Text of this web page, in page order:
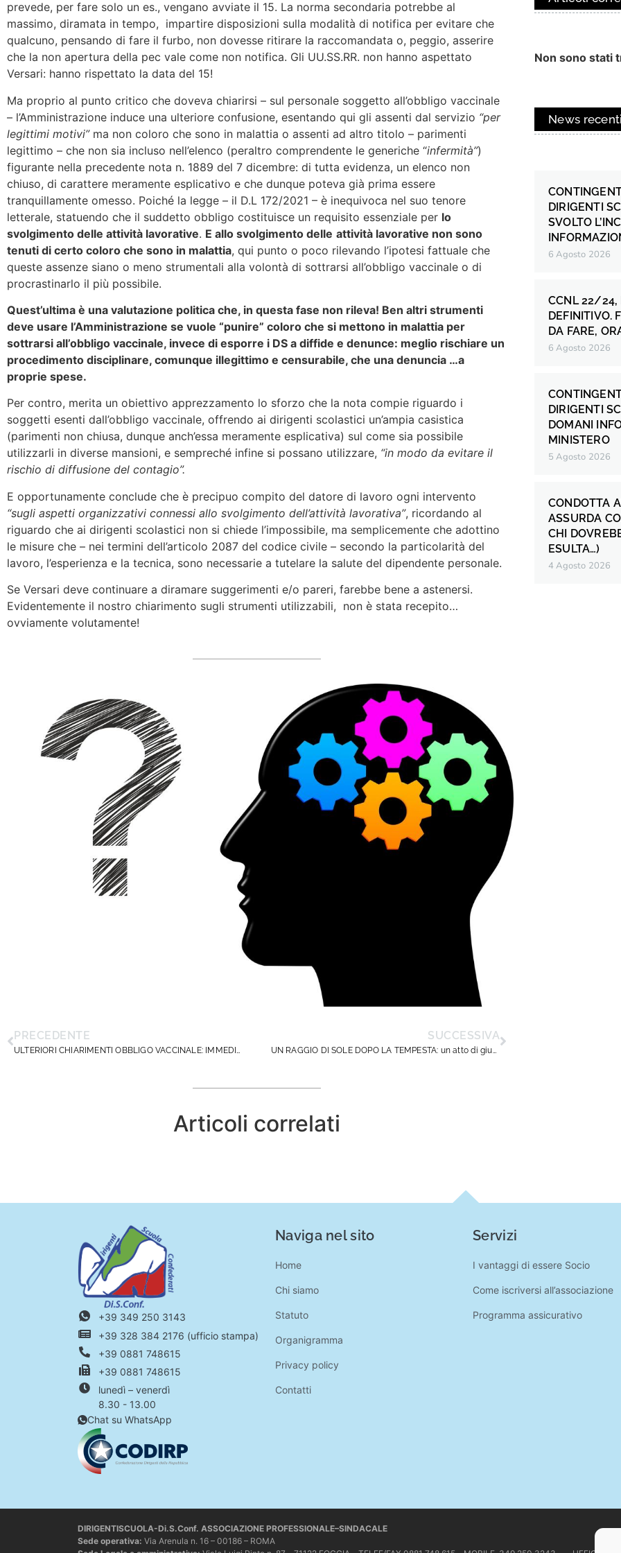
prevede, per fare solo un es., vengano avviate il 15. La norma secondaria potrebbe al
massimo, diramata in tempo, impartire disposizioni sulla modalità di notifica per evitare che
qualcuno, pensando di fare il furbo, non dovesse ritirare la raccomandata o, peggio, asserire
che la non apertura della pec vale come non notifica. Gli UU.SS.RR. non hanno aspettato
Versari: hanno rispettato la data del 15!
Ma proprio al punto critico che doveva chiarirsi – sul personale soggetto all’obbligo vaccinale
– l’Amministrazione induce una ulteriore confusione, esentando qui gli assenti dal servizio “per
legittimi motivi”ma non coloro che sono in malattia o assenti ad altro titolo – parimenti
legittimo – che non sia incluso nell’elenco (peraltro comprendente le generiche “infermità”)
figurante nella precedente nota n. 1889 del 7 dicembre: di tutta evidenza, un elenco non
chiuso, di carattere meramente esplicativo e che dunque poteva già prima essere
tranquillamente omesso. Poiché la legge – il D.L 172/2021 – è inequivoca nel suo tenore
letterale, statuendo che il suddetto obbligo costituisce un requisito essenziale per lo
svolgimento delle attività lavorative. E allo svolgimento delle attività lavorative non sono
tenuti di certo coloro che sono in malattia, qui punto o poco rilevando l’ipotesi fattuale che
queste assenze siano o meno strumentali alla volontà di sottrarsi all’obbligo vaccinale o di
procrastinarlo il più possibile.
Quest’ultima è una valutazione politica che, in questa fase non rileva! Ben altri strumenti
deve usare l’Amministrazione se vuole “punire” coloro che si mettono in malattia per
sottrarsi all’obbligo vaccinale, invece di esporre i DS a diffide e denunce: meglio rischiare un
procedimento disciplinare, comunque illegittimo e censurabile, che una denuncia …a
proprie spese.
Per contro, merita un obiettivo apprezzamento lo sforzo che la nota compie riguardo i
soggetti esenti dall’obbligo vaccinale, offrendo ai dirigenti scolastici un’ampia casistica
(parimenti non chiusa, dunque anch’essa meramente esplicativa) sul come sia possibile
utilizzarli in diverse mansioni, e sempreché infine si possano utilizzare, “in modo da evitare il
rischio di diffusione del contagio”.
E opportunamente conclude che è precipuo compito del datore di lavoro ogni intervento
“sugli aspetti organizzativi connessi allo svolgimento dell’attività lavorativa”, ricordando al
riguardo che ai dirigenti scolastici non si chiede l’impossibile, ma semplicemente che adottino
le misure che – nei termini dell’articolo 2087 del codice civile – secondo la particolarità del
lavoro, l’esperienza e la tecnica, sono necessarie a tutelare la salute del dipendente personale.
Se Versari deve continuare a diramare suggerimenti e/o pareri, farebbe bene a astenersi.
Evidentemente il nostro chiarimento sugli strumenti utilizzabili, non è stata recepito…
ovviamente volutamente!
PRECEDENTE
ULTERIORI CHIARIMENTI OBBLIGO VACCINALE: IMMEDIATO RISCONTRO ALLE RICHIESTE DI DIRIGENTISCUOLA
SUCCESSIVA
UN RAGGIO DI SOLE DOPO LA TEMPESTA: un atto di giustizia sulla sicurezza atteso da circa 14 anni
Articoli correlati
Non sono stati
News recenti
DIRIGENTI
SVOLTO
6 Agosto 2026
CCNL 22/24,
DEFINITIVO.
DA FARE,
6 Agosto 2026
DIRIGENTI
DOMANI
MINISTERO
5 Agosto 2026
CONDOTTA
ASSURDA
CHI
ESULTA…)
4 Agosto 2026
+39 349 250 3143
+39 328 384 2176 (ufficio stampa)
+39 0881 748615
+39 0881 748615
lunedì – venerdì
8.30 - 13.00
Chat su WhatsApp
Naviga nel sito
Home
Chi siamo
Statuto
Organigramma
Privacy policy
Contatti
Servizi
I vantaggi di essere Socio
Come iscriversi all’associazione
Programma assicurativo
DIRIGENTISCUOLA-Di.S.Conf. ASSOCIAZIONE PROFESSIONALE–SINDACALE
Sede operativa: Via Arenula n. 16 – 00186 – ROMA